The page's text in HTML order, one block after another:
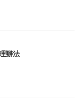
辦法